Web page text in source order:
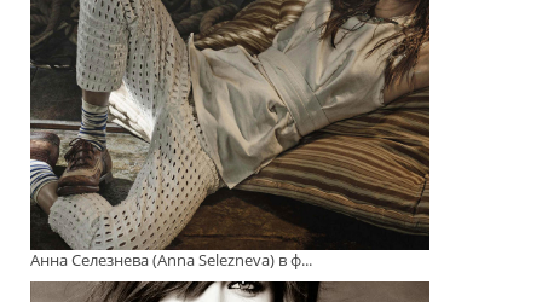
Анна Селезнева (Anna Selezneva) в ф...